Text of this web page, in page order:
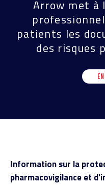
Arrow met à
patients les
des risques
Information sur la
pharmacovigilance et